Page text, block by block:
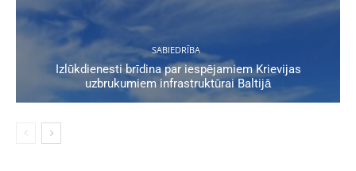
SABIEDRĪBA
Izlūkdienesti brīdina par iespējamiem Krievijas
uzbrukumiem infrastruktūrai Baltijā